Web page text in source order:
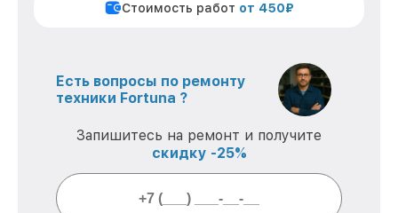
Стоимость работ от 450₽
Есть вопросы по ремонту
техники Fortuna ?
Запишитесь на ремонт и получите
скидку -25%